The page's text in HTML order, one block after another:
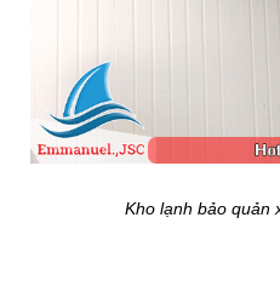
Kho lạnh bảo quản